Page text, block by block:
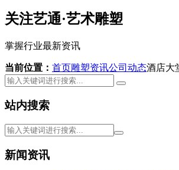
关注艺通·艺术雕塑
掌握行业最新资讯
当前位置： 首页雕塑资讯公司动态酒店大
站内搜索
新闻资讯